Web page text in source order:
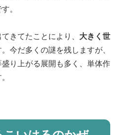
。
きてたことにより、 大きく世
今だ多くの謎を残しますが、
盛り上がる展開も多く、単体作